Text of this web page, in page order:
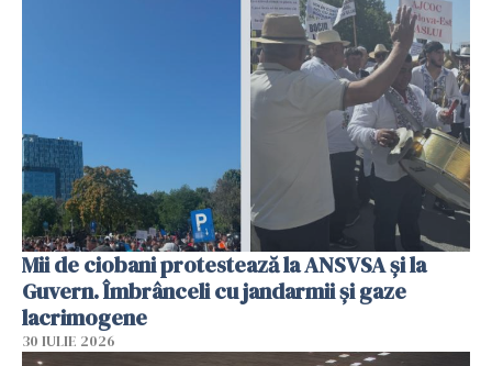
Mii de ciobani protestează la ANSVSA și la
Guvern. Îmbrânceli cu jandarmii și gaze
lacrimogene
30 IULIE 2026